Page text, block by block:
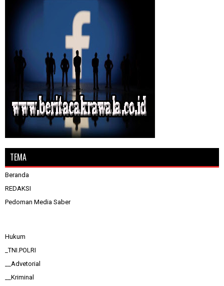
TEMA
Beranda
REDAKSI
Pedoman Media Saber
Hukum
_TNI.POLRI
__Advetorial
__Kriminal